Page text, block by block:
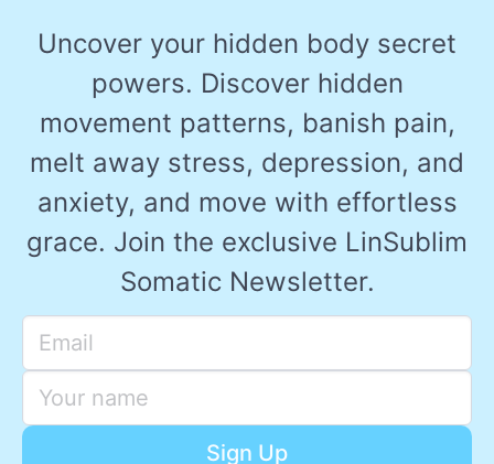
Uncover your hidden body secret
powers. Discover hidden
movement patterns, banish pain,
melt away stress, depression, and
anxiety, and move with effortless
grace. Join the exclusive LinSublim
Somatic Newsletter.